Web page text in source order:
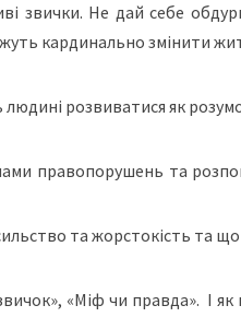
звички. Не дай себе
кардинально змінити
розвиватися як
правопорушень та
та жорстокість та
«Міф чи правда». І як